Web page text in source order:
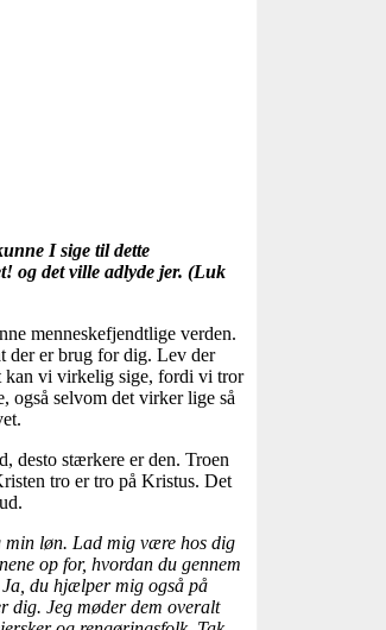
I sige til dette
og det ville adlyde jer. (Luk
menneskefjendtlige verden.
der er brug for dig. Lev der
kan vi virkelig sige, fordi vi tror
også selvom det virker lige så
desto stærkere er den. Troen
tro er tro på Kristus. Det
løn. Lad mig være hos dig
op for, hvordan du gennem
du hjælper mig også på
dig. Jeg møder dem overalt